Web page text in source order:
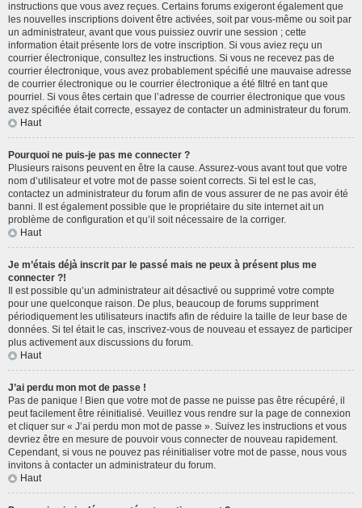
instructions que vous avez reçues. Certains forums exigeront également que
les nouvelles inscriptions doivent être activées, soit par vous-même ou soit par
un administrateur, avant que vous puissiez ouvrir une session ; cette
information était présente lors de votre inscription. Si vous aviez reçu un
courrier électronique, consultez les instructions. Si vous ne recevez pas de
courrier électronique, vous avez probablement spécifié une mauvaise adresse
de courrier électronique ou le courrier électronique a été filtré en tant que
pourriel. Si vous êtes certain que l’adresse de courrier électronique que vous
avez spécifiée était correcte, essayez de contacter un administrateur du forum.
Haut
Pourquoi ne puis-je pas me connecter ?
Plusieurs raisons peuvent en être la cause. Assurez-vous avant tout que votre
nom d’utilisateur et votre mot de passe soient corrects. Si tel est le cas,
contactez un administrateur du forum afin de vous assurer de ne pas avoir été
banni. Il est également possible que le propriétaire du site internet ait un
problème de configuration et qu’il soit nécessaire de la corriger.
Haut
Je m’étais déjà inscrit par le passé mais ne peux à présent plus me
connecter ?!
Il est possible qu’un administrateur ait désactivé ou supprimé votre compte
pour une quelconque raison. De plus, beaucoup de forums suppriment
périodiquement les utilisateurs inactifs afin de réduire la taille de leur base de
données. Si tel était le cas, inscrivez-vous de nouveau et essayez de participer
plus activement aux discussions du forum.
Haut
J’ai perdu mon mot de passe !
Pas de panique ! Bien que votre mot de passe ne puisse pas être récupéré, il
peut facilement être réinitialisé. Veuillez vous rendre sur la page de connexion
et cliquer sur « J’ai perdu mon mot de passe ». Suivez les instructions et vous
devriez être en mesure de pouvoir vous connecter de nouveau rapidement.
Cependant, si vous ne pouvez pas réinitialiser votre mot de passe, nous vous
invitons à contacter un administrateur du forum.
Haut